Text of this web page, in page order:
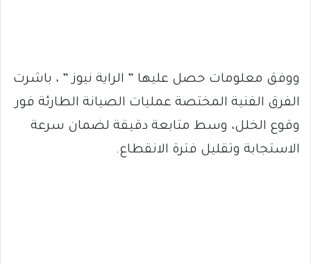
ووفق معلومات حصل عليها ” الراية نيوز ” ، باشرت
الفرق الفنية المختصة عمليات الصيانة الطارئة فور
وقوع الخلل، وسط متابعة دقيقة لضمان سرعة
الاستجابة وتقليل فترة الانقطاع.